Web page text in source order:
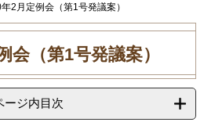
2月定例会（第1号発議案）
会（第1号発議案）
ージ内目次